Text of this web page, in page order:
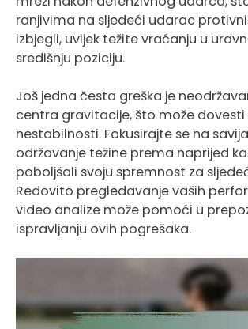
ranjivima na sljedeći udarac
izbjegli, uvijek težite vraćanju u
središnju poziciju.
Još jedna česta greška je
centra gravitacije, što može dovesti
nestabilnosti. Fokusirajte se na
održavanje težine prema naprijed
poboljšali svoju spremnost za
Redovito pregledavanje vaših
video analize može pomoći u
ispravljanju ovih pogrešaka.